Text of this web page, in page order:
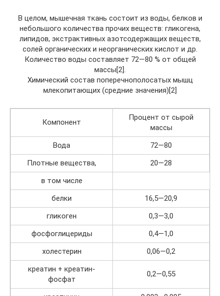
В целом, мышечная ткань состоит из воды, белков и
небольшого количества прочих веществ: гликогена,
липидов, экстрактивных азотсодержащих веществ,
солей органических и неорганических кислот и др.
Количество воды составляет 72—80 % от общей
массы[2].
Химический состав поперечнополосатых мышц
млекопитающих (средние значения)[2]
Компонент
Процент от сырой
массы
Вода
72—80
Плотные вещества,
20—28
в том числе
белки
16,5—20,9
гликоген
0,3—3,0
фосфоглицериды
0,4—1,0
холестерин
0,06—0,2
креатин + креатин-
фосфат
0,2—0,55